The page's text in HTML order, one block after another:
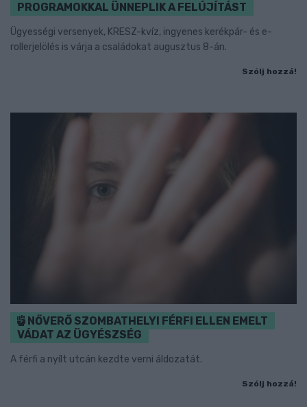
PROGRAMOKKAL ÜNNEPLIK A FELÚJÍTÁST
Ügyességi versenyek, KRESZ-kvíz, ingyenes kerékpár- és e-
rollerjelölés is várja a családokat augusztus 8-án.
Szólj hozzá!
NŐVERŐ SZOMBATHELYI FÉRFI ELLEN EMELT
VÁDAT AZ ÜGYÉSZSÉG
A férfi a nyílt utcán kezdte verni áldozatát.
Szólj hozzá!